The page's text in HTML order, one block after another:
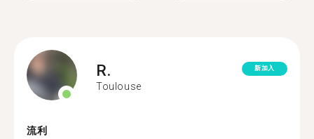
R.
Toulouse
新加入
流利